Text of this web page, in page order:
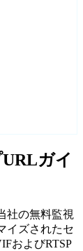
ガイ
社の無料監視
イズされたセ
およびRTSP